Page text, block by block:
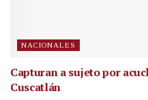
NACIONALES
Capturan a sujeto por
Cuscatlán